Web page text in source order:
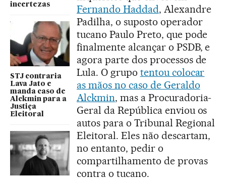
incertezas
STJ contraria
Lava Jato e
manda caso de
Alckmin para a
Justiça
Eleitoral
Fernando Haddad, Alexandre
Padilha, o suposto operador
tucano Paulo Preto, que pode
finalmente alcançar o PSDB, e
agora parte dos processos de
Lula. O grupo tentou colocar
as mãos no caso de Geraldo
Alckmin, mas a Procuradoria-
Geral da República enviou os
autos para o Tribunal Regional
Eleitoral. Eles não descartam,
no entanto, pedir o
compartilhamento de provas
contra o tucano.